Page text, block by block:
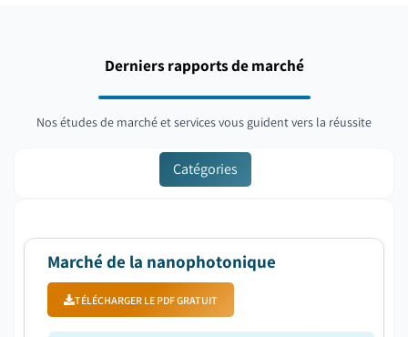
Derniers rapports de marché
Nos études de marché et services vous guident vers la réussite
Catégories
Marché de la nanophotonique
TÉLÉCHARGER LE PDF GRATUIT